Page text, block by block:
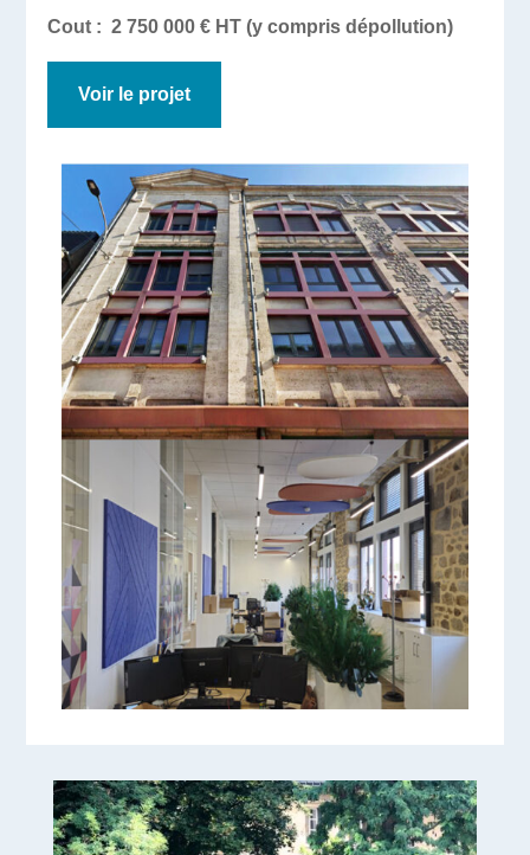
Cout : 2 750 000 € HT (y compris dépollution)
Voir le projet